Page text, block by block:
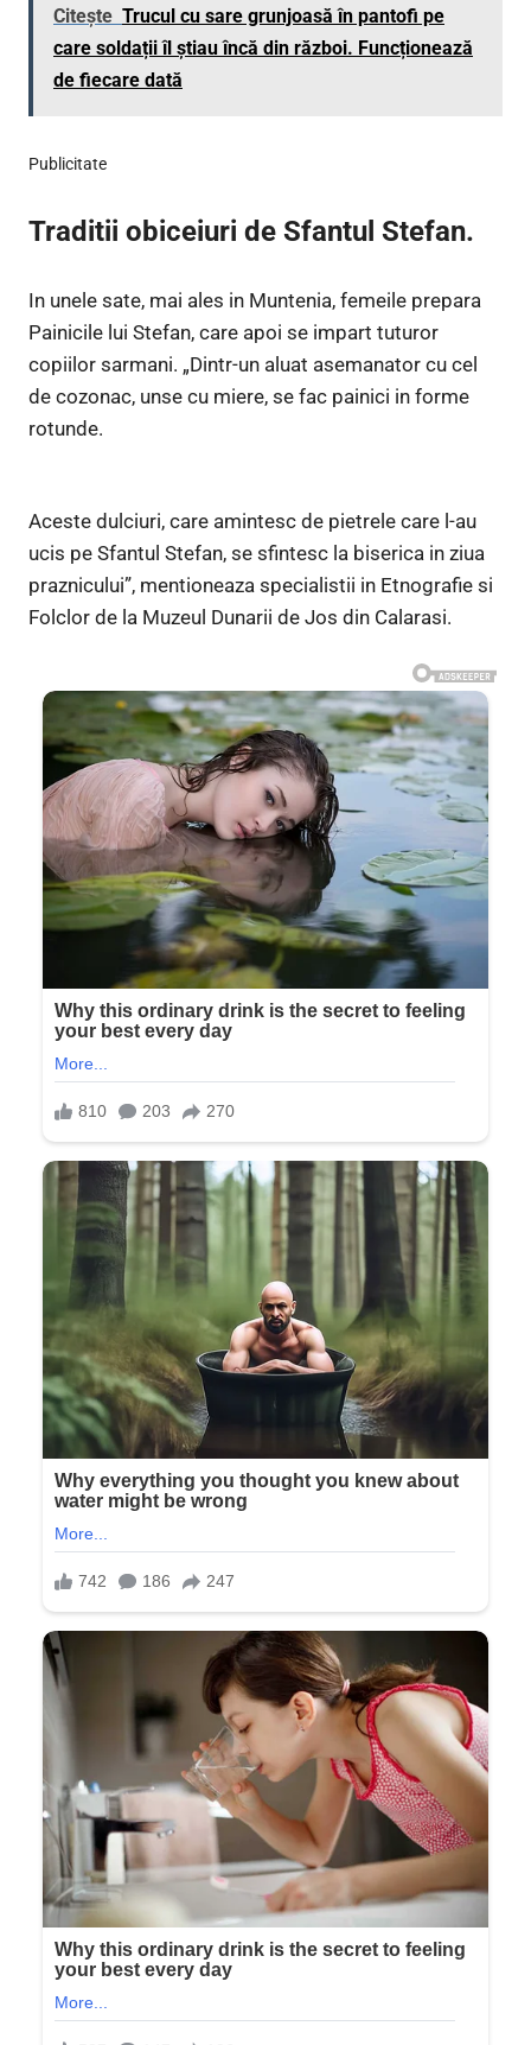
Citește Trucul cu sare grunjoasă în pantofi pe
care soldații îl știau încă din război. Funcționează
de fiecare dată
Publicitate
Traditii obiceiuri de Sfantul Stefan.
In unele sate, mai ales in Muntenia, femeile prepara
Painicile lui Stefan, care apoi se impart tuturor
copiilor sarmani. „Dintr-un aluat asemanator cu cel
de cozonac, unse cu miere, se fac painici in forme
rotunde.
Aceste dulciuri, care amintesc de pietrele care l-au
ucis pe Sfantul Stefan, se sfintesc la biserica in ziua
praznicului”, mentioneaza specialistii in Etnografie si
Folclor de la Muzeul Dunarii de Jos din Calarasi.